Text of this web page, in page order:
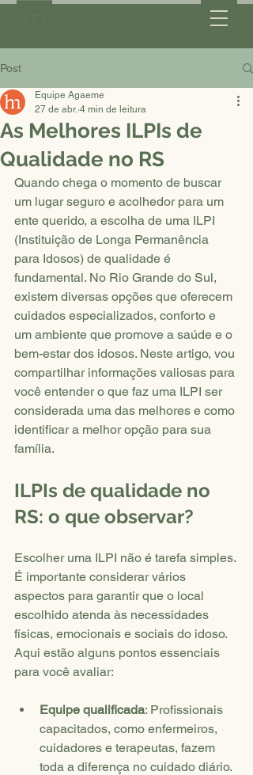
Post
As Melhores ILPIs de
Qualidade no RS
Equipe Agaeme
27 de abr. 4 min de leitura
Quando chega o momento de buscar
um lugar seguro e acolhedor para um
ente querido, a escolha de uma ILPI
(Instituição de Longa Permanência
para Idosos) de qualidade é
fundamental. No Rio Grande do Sul,
existem diversas opções que oferecem
cuidados especializados, conforto e
um ambiente que promove a saúde e o
bem-estar dos idosos. Neste artigo, vou
compartilhar informações valiosas para
você entender o que faz uma ILPI ser
considerada uma das melhores e como
identificar a melhor opção para sua
família.
ILPIs de qualidade no
RS: o que observar?
Escolher uma ILPI não é tarefa simples.
É importante considerar vários
aspectos para garantir que o local
escolhido atenda às necessidades
físicas, emocionais e sociais do idoso.
Aqui estão alguns pontos essenciais
para você avaliar:
Equipe qualificada: Profissionais
capacitados, como enfermeiros,
cuidadores e terapeutas, fazem
toda a diferença no cuidado diário.